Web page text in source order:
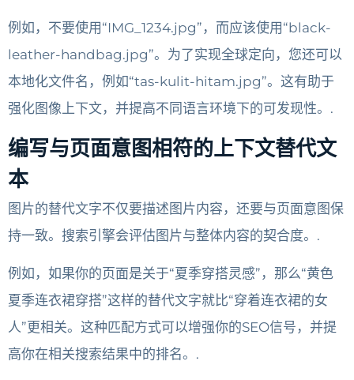
例如，不要使用“IMG_1234.jpg”，而应该使用“black-
leather-handbag.jpg”。为了实现全球定向，您还可以
本地化文件名，例如“tas-kulit-hitam.jpg”。这有助于
强化图像上下文，并提高不同语言环境下的可发现性。.
编写与页面意图相符的上下文替代文
本
图片的替代文字不仅要描述图片内容，还要与页面意图保
持一致。搜索引擎会评估图片与整体内容的契合度。.
例如，如果你的页面是关于“夏季穿搭灵感”，那么“黄色
夏季连衣裙穿搭”这样的替代文字就比“穿着连衣裙的女
人”更相关。这种匹配方式可以增强你的SEO信号，并提
高你在相关搜索结果中的排名。.